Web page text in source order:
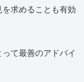
求めることも有効
て最善のアドバイ